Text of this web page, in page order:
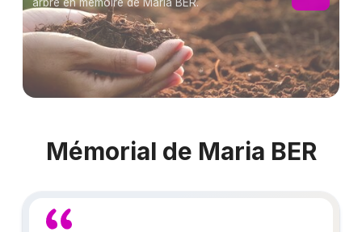
Mémorial de Maria BER